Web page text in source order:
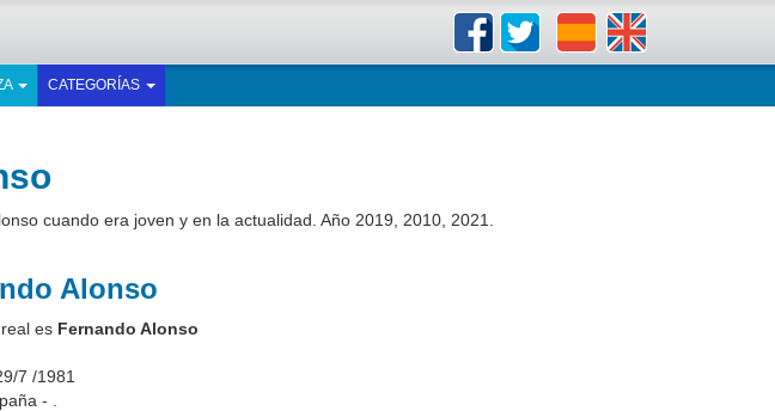
CATEGORÍAS
cuando era joven y en la actualidad. Año 2019, 2010, 2021.
Alonso
es Fernando Alonso
7 /1981
- .